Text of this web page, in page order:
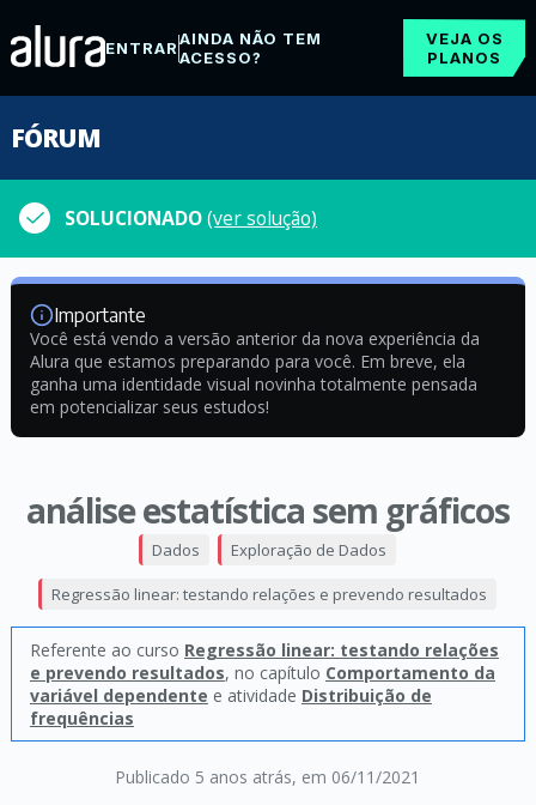
ENTRARAINDA NÃO TEM
ACESSO?
VEJA OS
PLANOS
FÓRUM
SOLUCIONADO(ver solução)
Importante
Você está vendo a versão anterior da nova experiência da
Alura que estamos preparando para você. Em breve, ela
ganha uma identidade visual novinha totalmente pensada
em potencializar seus estudos!
análise estatística sem gráficos
Publicado 5 anos atrás, em 06/11/2021
Dados Exploração de Dados
Regressão linear: testando relações e prevendo resultados
Referente ao curso Regressão linear: testando relações
e prevendo resultados, no capítulo Comportamento da
variável dependente e atividade Distribuição de
frequências